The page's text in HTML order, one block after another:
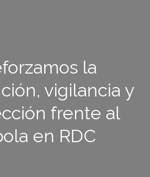
la
vigilancia y
frente al
en RDC